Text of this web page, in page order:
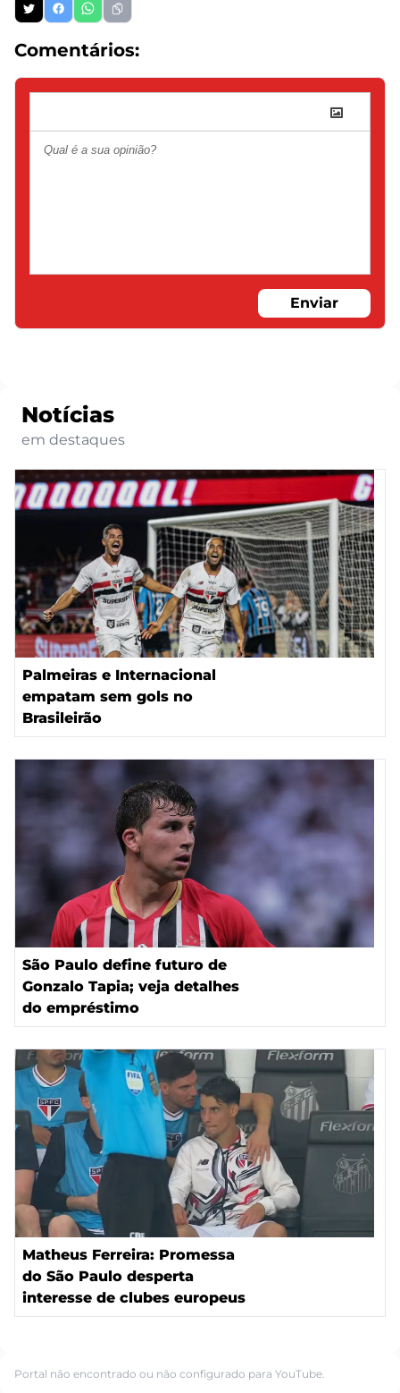
Comentários:
Enviar
Notícias
em destaques
Palmeiras e Internacional
empatam sem gols no
Brasileirão
São Paulo define futuro de
Gonzalo Tapia; veja detalhes
do empréstimo
Matheus Ferreira: Promessa
do São Paulo desperta
interesse de clubes europeus
Portal não encontrado ou não configurado para YouTube.